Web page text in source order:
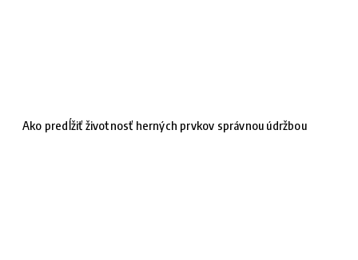
Ako predĺžiť životnosť herných prvkov správnou údržbou